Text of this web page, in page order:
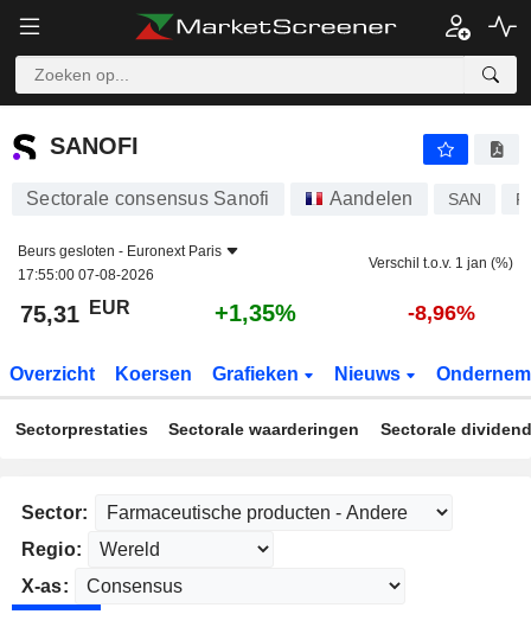
SANOFI
SANOFI
Sectorale consensus Sanofi Aandelen SAN
Beurs gesloten - Euronext Paris
17:55:00 07-08-2026
Verschil t.o.v. 1 jan (%)
75,31 EUR +1,35% -8,96%
Overzicht Koersen Grafieken Nieuws
Sectorprestaties Sectorale waarderingen Sectorale
Sector:
Regio:
X-as: